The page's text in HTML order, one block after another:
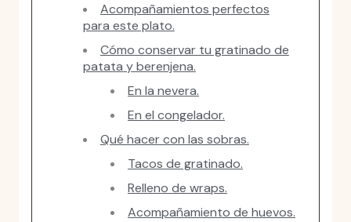
Acompañamientos perfectos
para este plato.
Cómo conservar tu gratinado de
patata y berenjena.
En la nevera.
En el congelador.
Qué hacer con las sobras.
Tacos de gratinado.
Relleno de wraps.
Acompañamiento de huevos.